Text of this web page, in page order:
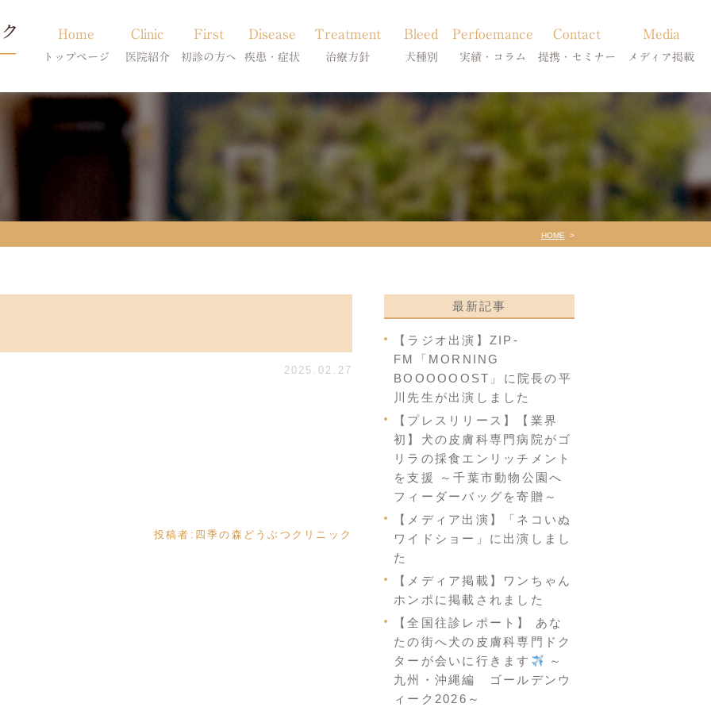
Home
トップページ
Clinic
医院紹介
当院のご紹介
First
初診の方へ
Disease
疾患・症状
アトピー・アレルギー
膿皮症・脂漏症
脱毛症・アロペシアX
Treatment
治療方針
皮膚科特別診療
スキンケア療法
Bleed
犬種別
柴犬の皮膚病
シーズーの皮膚病
フレンチブルドッグの皮膚病
Perfoemance
実績・コラム
犬種別
症状別
Contact
提携・セミナー
診療提携・セミナー開催
Media
メディア掲載
メディア掲載
HOME
2025.02.27
投稿者: 四季の森どうぶつクリニック
最新記事
【ラジオ出演】ZIP-
FM「MORNING
BOOOOOOST」に院長の平
川先生が出演しました
【プレスリリース】【業界
初】犬の皮膚科専門病院がゴ
リラの採食エンリッチメント
を支援 ～千葉市動物公園へ
フィーダーバッグを寄贈～
【メディア出演】「ネコいぬ
ワイドショー」に出演しまし
た
【メディア掲載】ワンちゃん
ホンポに掲載されました
【全国往診レポート】 あな
たの街へ犬の皮膚科専門ドク
ターが会いに行きます
～
九州・沖縄編 ゴールデンウ
ィーク2026～